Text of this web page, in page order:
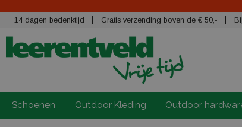
14 dagen bedenktijd Gratis verzending boven de € 50,-
Schoenen Outdoor Kleding Outdoor